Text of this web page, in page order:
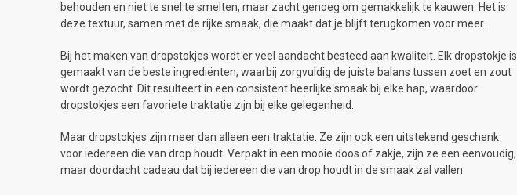
behouden en niet te snel te smelten, maar zacht genoeg om gemakkelijk te kauwen. Het is
deze textuur, samen met de rijke smaak, die maakt dat je blijft terugkomen voor meer.
Bij het maken van dropstokjes wordt er veel aandacht besteed aan kwaliteit. Elk dropstokje is
gemaakt van de beste ingrediënten, waarbij zorgvuldig de juiste balans tussen zoet en zout
wordt gezocht. Dit resulteert in een consistent heerlijke smaak bij elke hap, waardoor
dropstokjes een favoriete traktatie zijn bij elke gelegenheid.
Maar dropstokjes zijn meer dan alleen een traktatie. Ze zijn ook een uitstekend geschenk
voor iedereen die van drop houdt. Verpakt in een mooie doos of zakje, zijn ze een eenvoudig,
maar doordacht cadeau dat bij iedereen die van drop houdt in de smaak zal vallen.